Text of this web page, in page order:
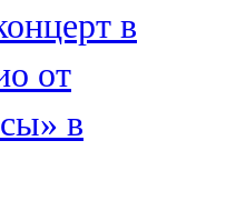
в
от
в